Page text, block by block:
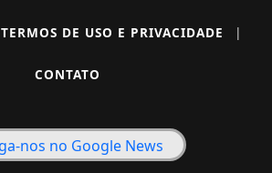
TERMOS DE USO E PRIVACIDADE |
CONTATO